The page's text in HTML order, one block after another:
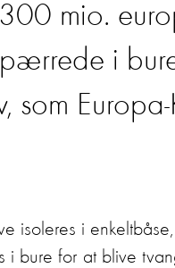
mio.
i
som
isoleres i
bure for at blive